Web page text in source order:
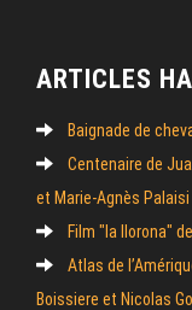
ARTICLES
Baignade de
Centenaire de
et Marie-Agnès Palaisi
Film "la llorona"
Atlas de
Boissiere et Nicolas